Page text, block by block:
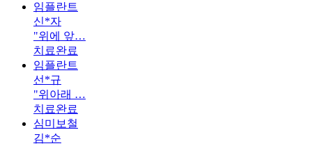
임플란트
신*자
"위에 앞…
치료완료
임플란트
선*규
"위아래 …
치료완료
심미보철
김*순